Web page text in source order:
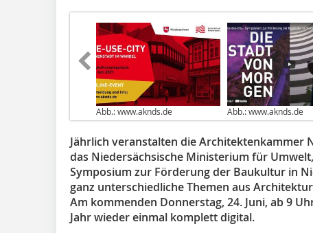
Abb.: www.aknds.de Abb.: www.aknds.de
Jährlich veranstalten die Architektenkammer
das Niedersächsische Ministerium für
Symposium zur Förderung der Baukultur in
ganz unterschiedliche Themen aus
Am kommenden Donnerstag, 24. Juni, ab 9
Jahr wieder einmal komplett digital.